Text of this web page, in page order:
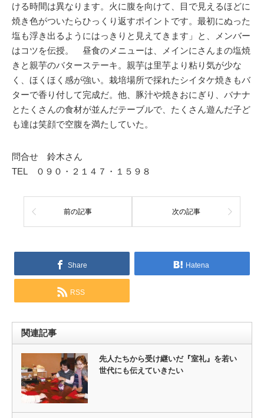
ける時間は異なります。火に腹を向けて、目で見えるほどに
焼き色がついたらひっくり返すポイントです。最初にぬった
塩も浮き出るようにはっきりと見えてきます」と、メンバー
はコツを伝授。 昼食のメニューは、メインにさんまの塩焼
きと親芋のバターステーキ。親芋は里芋より粘り気が少な
く、ほくほく感が強い。栽培場所で採れたシイタケ焼きもバ
ターで香り付して完成だ。他、豚汁や焼きおにぎり、バナナ
とたくさんの食材が並んだテーブルで、たくさん遊んだ子ど
も達は笑顔で空腹を満たしていた。
問合せ 鈴木さん
TEL ０９０・２１４７・１５９８
前の記事 次の記事
Share Hatena
RSS
関連記事
先人たちから受け継いだ『室礼』を若い
世代にも伝えていきたい